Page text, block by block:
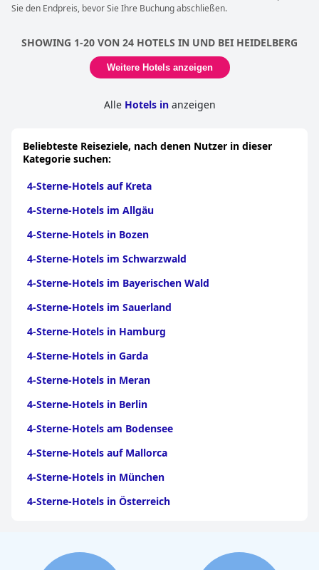
Sie den Endpreis, bevor Sie Ihre Buchung abschließen.
SHOWING 1-20 VON 24 HOTELS IN UND BEI HEIDELBERG
Weitere Hotels anzeigen
Alle Hotels in anzeigen
Beliebteste Reiseziele, nach denen Nutzer in dieser
Kategorie suchen:
4-Sterne-Hotels auf Kreta
4-Sterne-Hotels im Allgäu
4-Sterne-Hotels in Bozen
4-Sterne-Hotels im Schwarzwald
4-Sterne-Hotels im Bayerischen Wald
4-Sterne-Hotels im Sauerland
4-Sterne-Hotels in Hamburg
4-Sterne-Hotels in Garda
4-Sterne-Hotels in Meran
4-Sterne-Hotels in Berlin
4-Sterne-Hotels am Bodensee
4-Sterne-Hotels auf Mallorca
4-Sterne-Hotels in München
4-Sterne-Hotels in Österreich
4-Sterne-Hotels im Moseltal